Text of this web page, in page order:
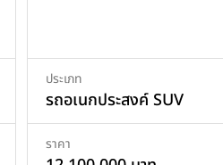
ประเภท
รถอเนกประสงค์ SUV
ราคา